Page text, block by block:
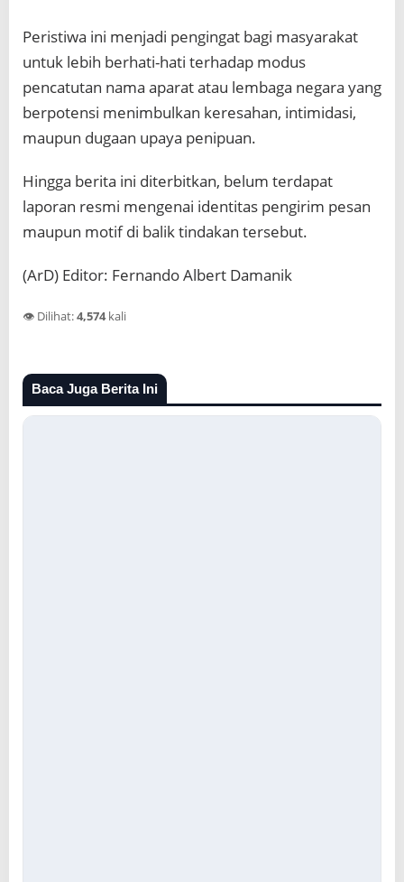
Peristiwa ini menjadi pengingat bagi masyarakat
untuk lebih berhati-hati terhadap modus
pencatutan nama aparat atau lembaga negara yang
berpotensi menimbulkan keresahan, intimidasi,
maupun dugaan upaya penipuan.
Hingga berita ini diterbitkan, belum terdapat
laporan resmi mengenai identitas pengirim pesan
maupun motif di balik tindakan tersebut.
(ArD) Editor: Fernando Albert Damanik
👁️ Dilihat:4,574kali
Baca Juga Berita Ini